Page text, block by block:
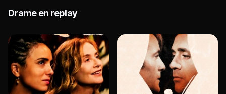
Drame en replay